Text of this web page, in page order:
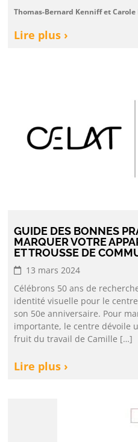
Thomas-Bernard Kenniff et Carole
Lire plus ›
GUIDE DES BONNES
MARQUER VOTRE
ET TROUSSE DE
13 mars 2024
Célébrons 50 ans de
identité visuelle pour le centre
son 50e anniversaire. Pour
importante, le centre dévoile
fruit du travail de Camille […]
Lire plus ›